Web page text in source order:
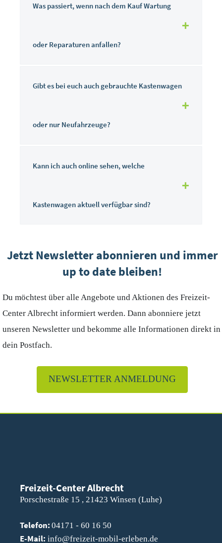
Was passiert, wenn nach dem Kauf Wartung
oder Reparaturen anfallen?
Gibt es bei euch auch gebrauchte Kastenwagen
oder nur Neufahrzeuge?
Kann ich auch online sehen, welche
Kastenwagen aktuell verfügbar sind?
Jetzt Newsletter abonnieren und immer
up to date bleiben!
Du möchtest über alle Angebote und Aktionen des Freizeit-
Center Albrecht informiert werden. Dann abonniere jetzt
unseren Newsletter und bekomme alle Informationen direkt in
dein Postfach.
NEWSLETTER ANMELDUNG
Freizeit-Center Albrecht
Porschestraße 15 , 21423 Winsen (Luhe)
Telefon: 04171 - 60 16 50
E-Mail: info@freizeit-mobil-erleben.de